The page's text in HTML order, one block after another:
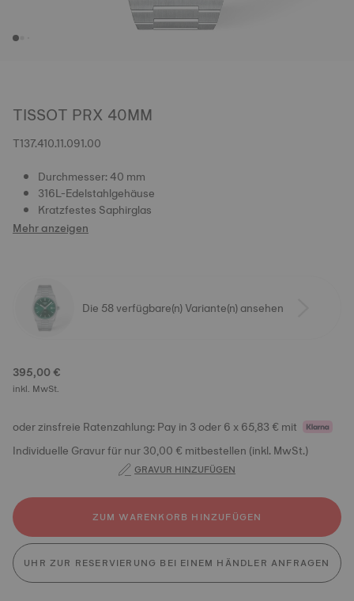
TISSOT PRX 40MM
T137.410.11.091.00
Durchmesser: 40 mm
316L-Edelstahlgehäuse
Kratzfestes Saphirglas
Mehr anzeigen
Die 58 verfügbare(n) Variante(n) ansehen
395,00 €
inkl. MwSt.
oder zinsfreie Ratenzahlung: Pay in 3 oder 6 x 65,83 € mit
Individuelle Gravur für nur 30,00 € mitbestellen (inkl. MwSt.)
GRAVUR HINZUFÜGEN
ZUM WARENKORB HINZUFÜGEN
UHR ZUR RESERVIERUNG BEI EINEM HÄNDLER ANFRAGEN